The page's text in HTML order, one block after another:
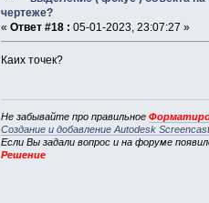
чертеже?
« Ответ #18 : 05-01-2023, 23:07:27 »
Каих точек?
Не забывайте про правильное
Создание и добавление Autodesk
Если Вы задали вопрос и на форуме
Решение